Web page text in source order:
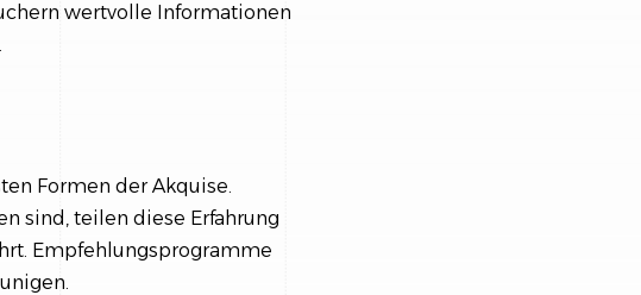
wertvolle Informationen
Formen der Akquise.
sind, teilen diese Erfahrung
Empfehlungsprogramme